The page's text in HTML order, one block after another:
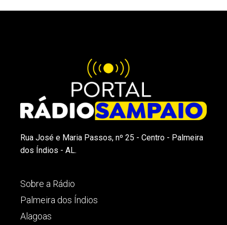
Rua José e Maria Passos, nº 25 - Centro - Palmeira
dos Índios - AL.
Sobre a Rádio
Palmeira dos Índios
Alagoas